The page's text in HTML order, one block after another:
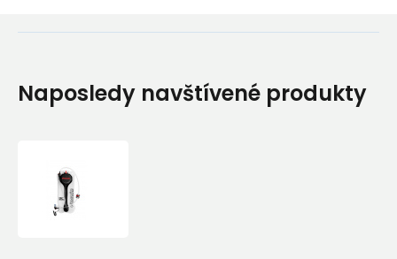
Naposledy navštívené produkty